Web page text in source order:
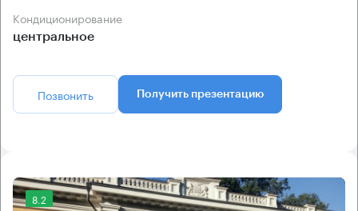
Кондиционирование
центральное
Позвонить Получить презентацию
8.2